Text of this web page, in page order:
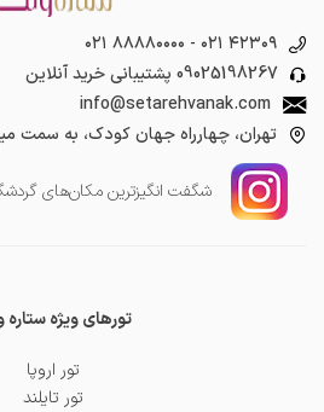
۰۲۱ ۸۸۸۸۰۰۰۰ - ۰۲۱ ۴۲۳۰۹
09025198267 پشتیبانی خرید آنلاین
info@setarehvanak.com
تهران، چهارراه جهان کودک، به سمت
شگفت انگیز‌ترین مکان‌های
تورهای ویژه
تور اروپا
تور تایلند